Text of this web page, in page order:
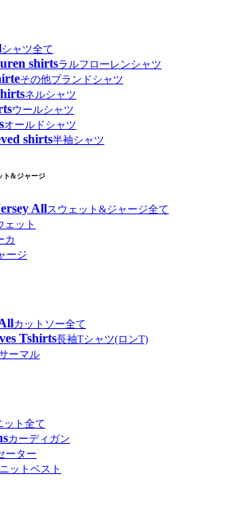
シャツ全て
shirtsラルフローレンシャツ
その他ブランドシャツ
ネルシャツ
ウールシャツ
オールドシャツ
shirts半袖シャツ
ト&ジャージ
Allスウェット&ジャージ全て
ェット
カ
ージ
カットソー全て
Tshirts長袖Tシャツ(ロンT)
ーマル
ット全て
カーディガン
ーター
ニットベスト